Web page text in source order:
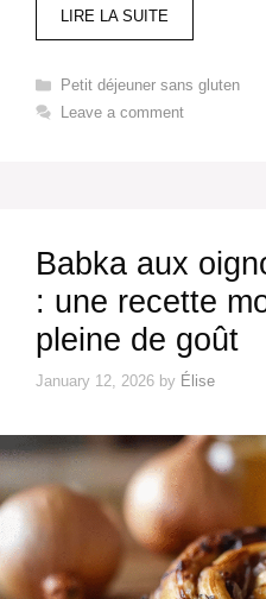
LIRE LA SUITE
Categories
Petit déjeuner sans gluten​
Leave a comment
Babka aux
: une recette
pleine de goût
January 12, 2026 by Élise